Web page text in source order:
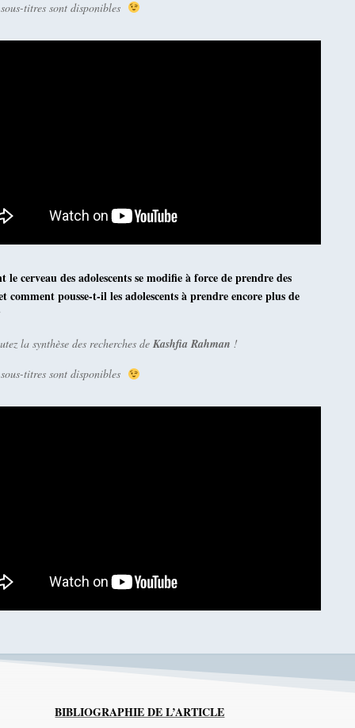
titres sont disponibles
le cerveau des adolescents se modifie à force de prendre des
comment pousse-t-il les adolescents à prendre encore plus de
la synthèse des recherches de Kashfia Rahman !
titres sont disponibles
BIBLIOGRAPHIE DE L’ARTICLE